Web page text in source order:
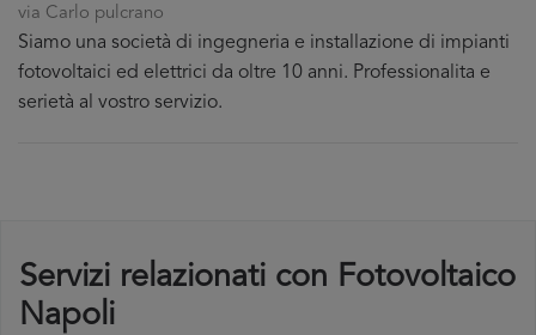
via Carlo pulcrano
Siamo una società di ingegneria e installazione di impianti
fotovoltaici ed elettrici da oltre 10 anni. Professionalita e
serietà al vostro servizio.
Servizi relazionati con Fotovoltaico
Napoli